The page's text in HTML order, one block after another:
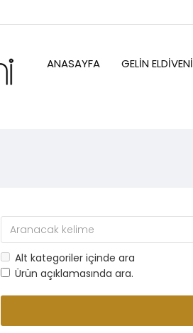
ANASAYFA GELIN ELDIVENI
Alt kategoriler içinde ara
Ürün açıklamasında ara.